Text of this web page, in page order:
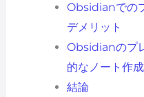
Obsidianでの
デメリット
Obsidianのプ
的なノート作
結論